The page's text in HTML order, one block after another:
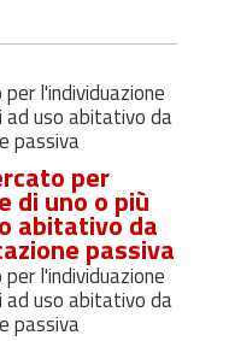
l'individuazione
ad uso abitativo da
passiva
per
di uno o più
abitativo da
passiva
l'individuazione
ad uso abitativo da
passiva